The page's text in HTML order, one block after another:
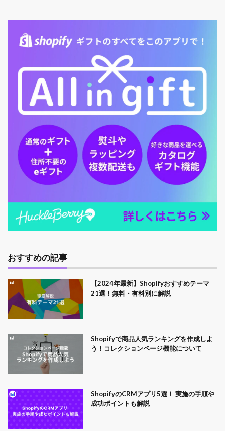
おすすめの記事
【2024年最新】Shopifyおすすめテーマ
21選！無料・有料別に解説
Shopifyで商品人気ランキングを作成しよ
う！コレクションページ機能について
ShopifyのCRMアプリ5選！ 実施の手順や
成功ポイントも解説